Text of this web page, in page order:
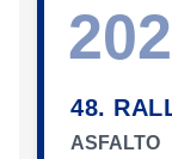
48.
ASFALTO